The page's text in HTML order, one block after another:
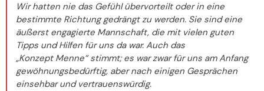
Wir hatten nie das Gefühl übervorteilt oder in eine
bestimmte Richtung gedrängt zu werden. Sie sind eine
äußerst engagierte Mannschaft, die mit vielen guten
Tipps und Hilfen für uns da war. Auch das
„Konzept Menne“ stimmt; es war zwar für uns am Anfang
gewöhnungsbedürftig, aber nach einigen Gesprächen
einsehbar und vertrauenswürdig.